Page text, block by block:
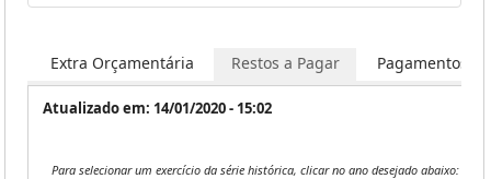
Extra Orçamentária Restos a Pagar Pagamentos
Atualizado em: 14/01/2020 - 15:02
Para selecionar um exercício da série histórica, clicar no ano desejado abaixo: